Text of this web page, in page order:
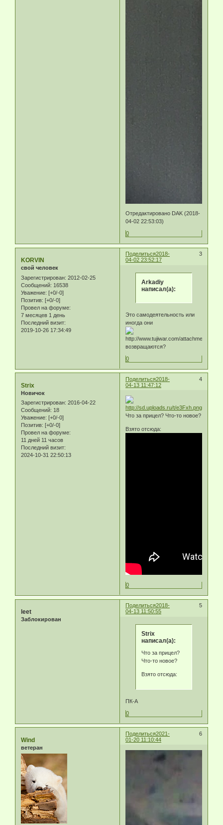
Отредактировано DAK (2018-
04-02 22:53:03)
0
Поделиться 3
2018-
04-02 23:52:17
KORVIN
свой человек
Зарегистрирован: 2012-02-25
Сообщений: 16538
Уважение: [+0/-0]
Позитив: [+0/-0]
Провел на форуме:
7 месяцев 1 день
Последний визит:
2019-10-26 17:34:49
Arkadiy
написал(а):
Это самодеятельность или
иногда они
возвращаются?
0
Поделиться 4
2018-
04-13 11:47:12
Strix
Новичок
Зарегистрирован: 2016-04-22
Сообщений: 18
Уважение: [+0/-0]
Позитив: [+0/-0]
Провел на форуме:
11 дней 11 часов
Последний визит:
2024-10-31 22:50:13
Что за прицел? Что-то новое?
Взято отсюда:
0
Поделиться 5
2018-
04-13 11:50:55
leet
Заблокирован
Strix
написал(а):
Что за прицел?
Что-то новое?
Взято отсюда:
ПК-А
0
Поделиться 6
2021-
01-20 11:10:44
Wind
ветеран